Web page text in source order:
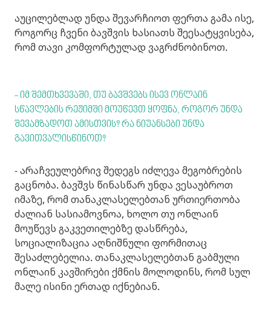
აუცილებლად უნდა შევარჩიოთ ფერთა გამა ისე,
როგორც ჩვენი ბავშვის ხასიათს შეესატყვისება,
რომ თავი კომფორტულად ვაგრძნობინოთ.
- იმ შემთხვევაში, თუ ბავშვებს ისევ ონლაინ
სწავლების რეჟიმში მოუწევთ ყოფნა, როგორ უნდა
შევამზადოთ ამისთვის? რა ნიუანსები უნდა
გავითვალისწინოთ?
- არაჩვეულებრივ შედეგს იძლევა მეგობრების
გაცნობა. ბავშვს წინასწარ უნდა ვესაუბროთ
იმაზე, რომ თანაკლასელებთან ურთიერთობა
ძალიან სასიამოვნოა, ხოლო თუ ონლაინ
მოუწევს გაკვეთილებზე დასწრება,
სოციალიზაცია აღნიშნული ფორმითაც
შესაძლებელია. თანაკლასელებთან გაბმული
ონლაინ კავშირები ქმნის მოლოდინს, რომ სულ
მალე ისინი ერთად იქნებიან.